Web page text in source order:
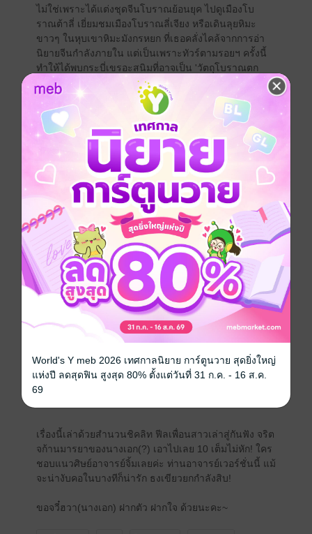
ไม่ใช่เพราะได้แต่งชุดจีนโบราณย้อนยุค ไปดูเมืองโบ
ราณต้าลี่ เยี่ยมชมเมืองโบราณลี่เจียง หรือเดินลุยหิมะ
ขาวๆ ในหุบเขาหิมะมังกรหยก ที่เธอคลั่งไคล้จากการอ่า
นิยายจีนกำลังภายใน แต่เป็นเพราะทัวร์ตามรอยฯ ครั้งนี้
ทำให้ได้พบกระบี่เขรอะสนิมที่อาจเป็น 'วัตถุโบราณตก
สำรวจ'
ก็แค่ความหวังดี...เล็กน้อยจริงๆ ที่ทำให้อาจูเอื้อมมือไป
แหวกเถาวัลย์ปัดฝุ่น ตรวจดูว่าของนั้นใช่อย่างที่คิดหรือ
ไม่ใช่ ใครจะนึกว่าอยู่ดีๆ จะมีงูหน้าตาน่ากลัวพุ่งมาฉกกัด
แล้วพอรู้สึกตัวขึ้นมาอีกที ก็พบว่าวิญญาณตัวเองทะลุมิติ
ข้ามเวลามาอยู่ในร่างเด็กสาวสารร่างบอบบางผมยาว
เฟื้อยร่างนี้แล้ว
แค่ความแค้นที่สุมแน่นในทรวงสาวน้อยนางนี้ ก็คับแน่
นอกคัพดีของร่างใหม่ร่างนี้จะแย่แล้ว นี่เธอยังต้องคุกเข่า
คำนับอีตาจ้าวหุบเขาโฉด โหด เถื่อน ที่มีดีแค่รูปร่าง
หน้าตาเป็นอาจารย์ แถมยังต้องคอยทำงานรับใช้เขาทุกวัน
อีก!
ทีในนิยายกับละครพวกนั้น พวกนางเอกทะลุมิติข้ามเวลา
แล้วได้ดี เป็นฮองเฮา เป็นชายาอ๋อง แต่ทำมั๊ย...พอเป็นเธอ
กลับต้องทะลุมิติมาเป็นขี้ข้า!
หึ! ศิษย์-อาจารย์บ้าบออันใดกัน ถ้ายอมให้โขกสับกันง่ายๆ
ก็โง่น่ะสิ!
เรื่องนี้เล่าด้วยสำนวนชิคลิท ฟีลเพื่อนสาวเล่าสู่กันฟัง จริต
จก้านมารยาของนางเอก(?) เอาไปเลย 10 เต็มไม่หัก! ใคร
ชอบแนวศิษย์อาจารย์จิ้มเลยค่ะ ท่านอาจารย์เวอร์ชั่นนี้ แม้
จะน่างับคอในบางทีก็น่ารัก ธงเขียวยกกำลังสิบ!
ขอจวี๋ฮวา(นางเอก) ฝากตัว ฝากใจ ด้วยนะคะ~
World's Y meb 2026 เทศกาลนิยาย การ์ตูนวาย สุดยิ่งใหญ่
แห่งปี ลดสุดฟิน สูงสุด 80% ตั้งแต่วันที่ 31 ก.ค. - 16 ส.ค.
69